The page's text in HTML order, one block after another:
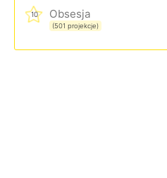
10 Obsesja
(501 projekcje)